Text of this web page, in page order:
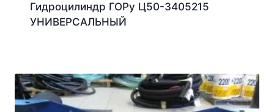
Гидроцилиндр ГОРу Ц50-3405215
УНИВЕРСАЛЬНЫЙ